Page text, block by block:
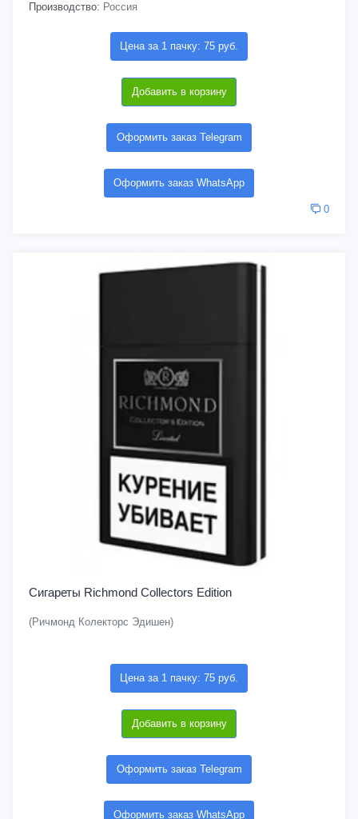
Производство: Россия
Цена за 1 пачку: 75 руб.
Добавить в корзину
Оформить заказ Telegram
Оформить заказ WhatsApp
0
Сигареты Richmond Collectors Edition
(Ричмонд Колекторс Эдишен)
Цена за 1 пачку: 75 руб.
Добавить в корзину
Оформить заказ Telegram
Оформить заказ WhatsApp